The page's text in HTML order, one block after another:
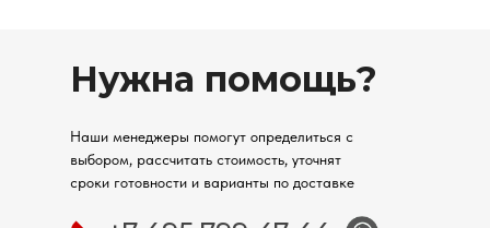
Нужна помощь?
Наши менеджеры помогут определиться с
выбором, рассчитать стоимость, уточнят
сроки готовности и варианты по доставке